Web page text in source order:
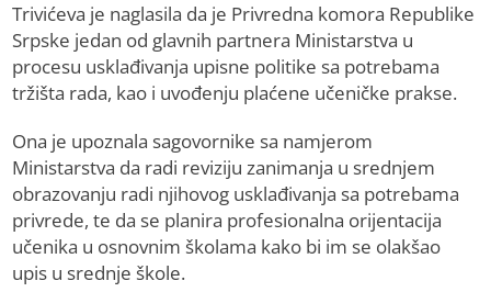
Trivićeva je naglasila da je Privredna komora Republike
Srpske jedan od glavnih partnera Ministarstva u
procesu usklađivanja upisne politike sa potrebama
tržišta rada, kao i uvođenju plaćene učeničke prakse.
Ona je upoznala sagovornike sa namjerom
Ministarstva da radi reviziju zanimanja u srednjem
obrazovanju radi njihovog usklađivanja sa potrebama
privrede, te da se planira profesionalna orijentacija
učenika u osnovnim školama kako bi im se olakšao
upis u srednje škole.